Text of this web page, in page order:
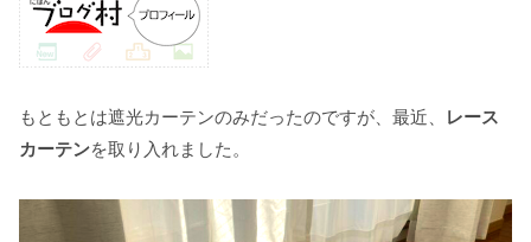
もともとは遮光カーテンのみだったのですが、最近、
レース
カーテンを取り入れました。